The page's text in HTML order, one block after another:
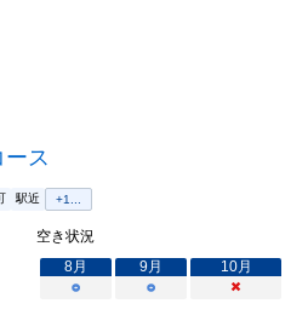
ス
駅近 +1...
空き状況
8月 9月 10月
○
○ ×